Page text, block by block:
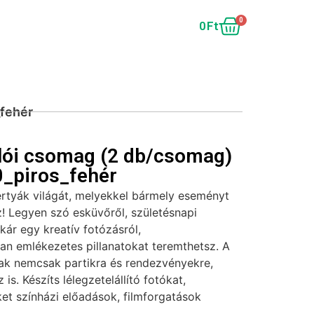
0Ft 0
csomag (2 db/csomag)
világát, melyekkel bármely eseményt
Legyen szó esküvőről, születésnapi
egy kreatív fotózásról,
emlékezetes pillanatokat teremthetsz. A
nemcsak partikra és rendezvényekre,
is. Készíts lélegzetelállító fotókat,
színházi előadások, filmforgatások